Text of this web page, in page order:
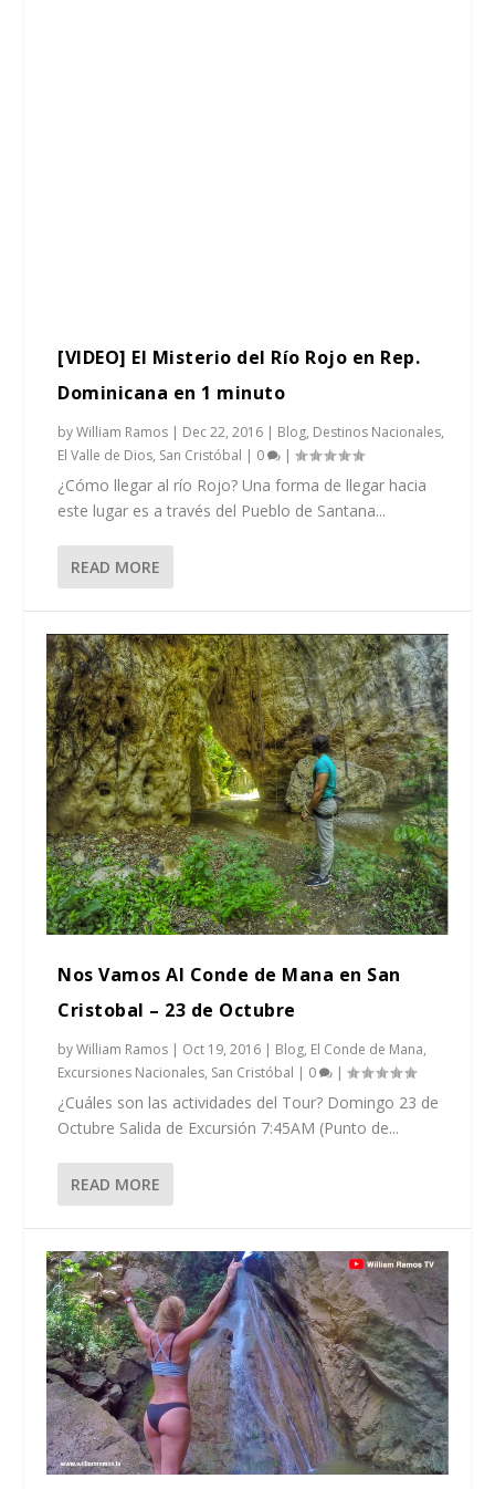
[VIDEO] El Misterio del Río Rojo en Rep.
Dominicana en 1 minuto
byWilliam Ramos | Dec 22, 2016 | Blog, Destinos Nacionales,
El Valle de Dios, San Cristóbal | 0 |
¿Cómo llegar al río Rojo? Una forma de llegar hacia
este lugar es a través del Pueblo de Santana...
READ MORE
Nos Vamos Al Conde de Mana en San
Cristobal – 23 de Octubre
byWilliam Ramos | Oct 19, 2016 | Blog, El Conde de Mana,
Excursiones Nacionales, San Cristóbal | 0 |
¿Cuáles son las actividades del Tour? Domingo 23 de
Octubre Salida de Excursión 7:45AM (Punto de...
READ MORE